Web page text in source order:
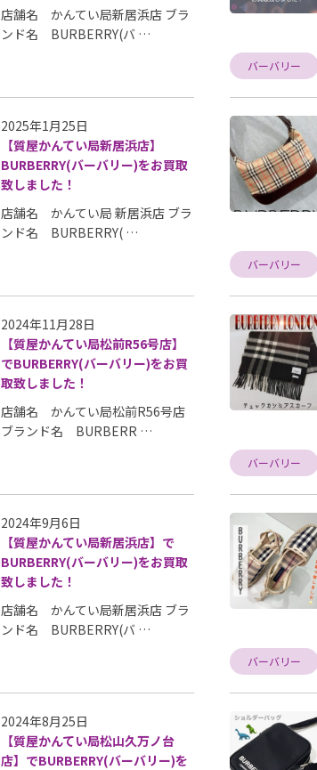
店舗名 かんてい局新居浜店 ブラ
ンド名 BURBERRY(バ …
バーバリー
2025年1月25日
【質屋かんてい局新居浜店】
BURBERRY(バーバリー)をお買取
致しました！
店舗名 かんてい局 新居浜店 ブラ
ンド名 BURBERRY( …
バーバリー
2024年11月28日
【質屋かんてい局松前R56号店】
でBURBERRY(バーバリー)をお買
取致しました！
店舗名 かんてい局松前R56号店
ブランド名 BURBERR …
バーバリー
2024年9月6日
【質屋かんてい局新居浜店】で
BURBERRY(バーバリー)をお買取
致しました！
店舗名 かんてい局新居浜店 ブラ
ンド名 BURBERRY(バ …
バーバリー
2024年8月25日
【質屋かんてい局松山久万ノ台
店】でBURBERRY(バーバリー)を